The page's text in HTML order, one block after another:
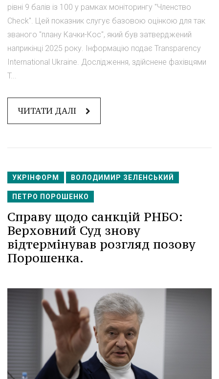
рівні 9 балів із 100 у рамках моніторингу "Членство
Check". Цей показник слугує базовою оцінкою для так
званого "плану Качки-Кос", який був затверджений
наприкінці 2025 року. Інформацію подає Transparency
International Ukraine. Дослідження, здійснене фахівцями
T...
ЧИТАТИ ДАЛІ
УКРІНФОРМ ВОЛОДИМИР ЗЕЛЕНСЬКИЙ
ПЕТРО ПОРОШЕНКО
Справу щодо санкцій РНБО:
Верховний Суд знову
відтермінував розгляд позову
Порошенка.